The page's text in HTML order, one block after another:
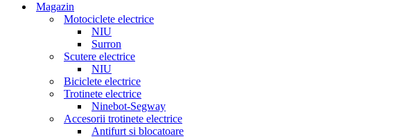
Magazin
Motociclete electrice
NIU
Surron
Scutere electrice
NIU
Biciclete electrice
Trotinete electrice
Ninebot-Segway
Accesorii trotinete electrice
Antifurt si blocatoare